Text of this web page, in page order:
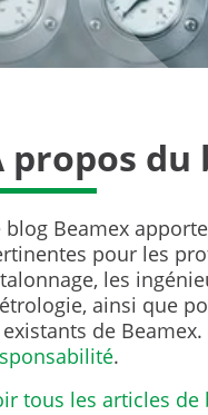
propos du
blog Beamex
pour les
les
ainsi que
de Beamex.
.
tous les articles de